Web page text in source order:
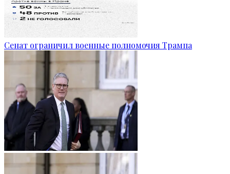
Сенат ограничил военные полномочия Трампа